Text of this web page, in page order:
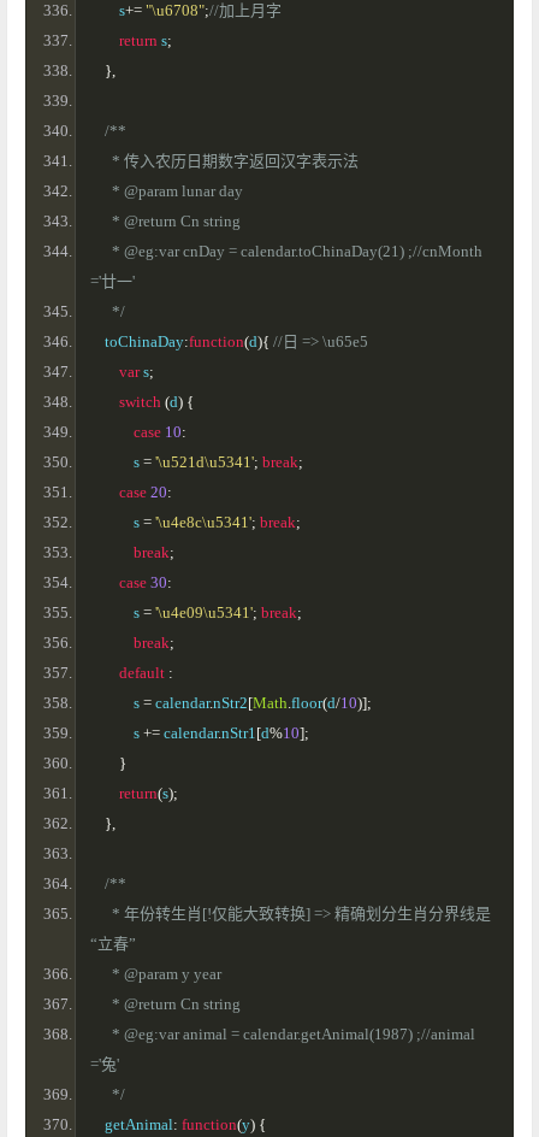
        s
+= "\u6708";//加上月字
return s;
},
/**
      * 传入农历日期数字返回汉字表示法
      * @param lunar day
      * @return Cn string
='廿一'
      */
    toChinaDay
:function(d){ //日 => \u65e5
var s;
switch (d) {
case 10:
            s
= '\u521d\u5341'; break;
case 20:
            s
= '\u4e8c\u5341'; break;
break;
case 30:
            s
= '\u4e09\u5341'; break;
break;
default :
            s
= calendar.nStr2[Math.floor(d/10)];
            s
+= calendar.nStr1[d%10];
}
return(s);
},
/**
“立春”
      * @param y year
      * @return Cn string
='兔'
      */
    getAnimal
: function(y) {